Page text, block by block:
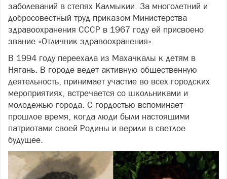
заболеваний в степях Калмыкии. За многолетний и
добросовестный труд приказом Министерства
здравоохранения СССР в 1967 году ей присвоено
звание «Отличник здравоохранения».
В 1994 году переехала из Махачкалы к детям в
Нягань. В городе ведет активную общественную
деятельность, принимает участие во всех городских
мероприятиях, встречается со школьниками и
молодежью города. С гордостью вспоминает
прошлое время, когда люди были настоящими
патриотами своей Родины и верили в светлое
будущее.